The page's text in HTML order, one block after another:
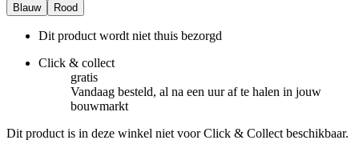
Blauw Rood
Dit product wordt niet thuis bezorgd
Click & collect
gratis
Vandaag besteld, al na een uur af te halen in jouw
bouwmarkt
Dit product is in deze winkel niet voor Click & Collect beschikbaar.